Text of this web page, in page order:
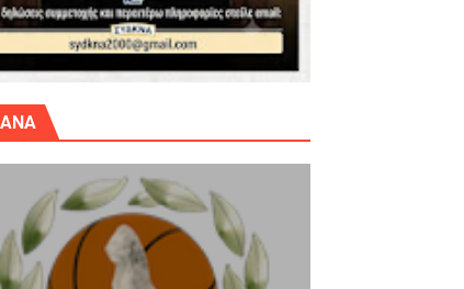
την Κυριακή 14.6.26
Ηλία 78-74 στα Καμίνια